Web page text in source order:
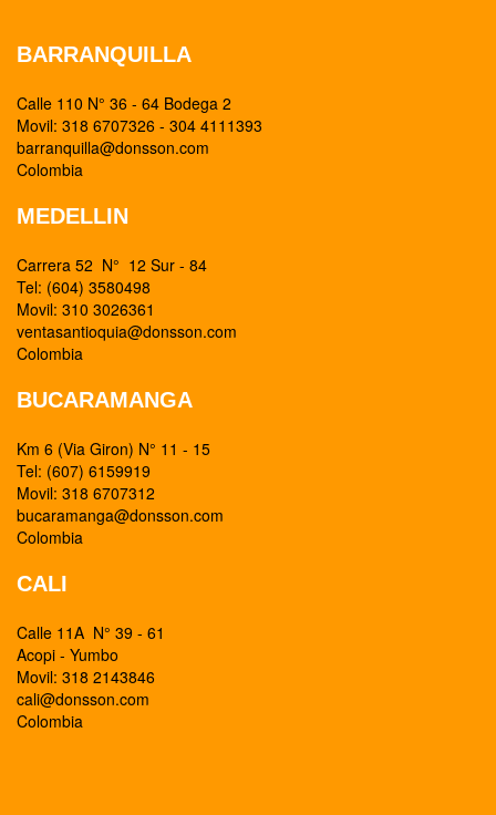
BARRANQUILLA
Calle 110 N° 36 - 64 Bodega 2
Movil: 318 6707326 - 304 4111393
barranquilla@donsson.com
Colombia
MEDELLIN
Carrera 52 N° 12 Sur - 84
Tel: (604) 3580498
Movil: 310 3026361
ventasantioquia@donsson.com
Colombia
BUCARAMANGA
Km 6 (Via Giron) N° 11 - 15
Tel: (607) 6159919
Movil: 318 6707312
bucaramanga@donsson.com
Colombia
CALI
Calle 11A N° 39 - 61
Acopi - Yumbo
Movil: 318 2143846
cali@donsson.com
Colombia